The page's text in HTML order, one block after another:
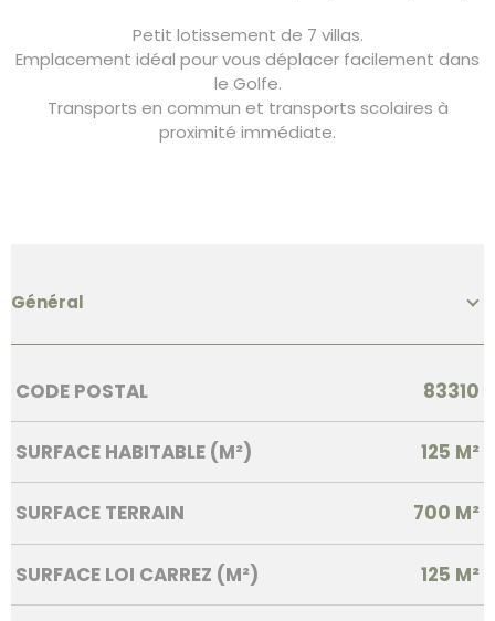
Petit lotissement de 7 villas.
Emplacement idéal pour vous déplacer facilement dans
le Golfe.
Transports en commun et transports scolaires à
proximité immédiate.
Général
Caractérisque Valeurs
CODE POSTAL 83310
SURFACE HABITABLE (M²) 125 M²
SURFACE TERRAIN 700 M²
SURFACE LOI CARREZ (M²) 125 M²